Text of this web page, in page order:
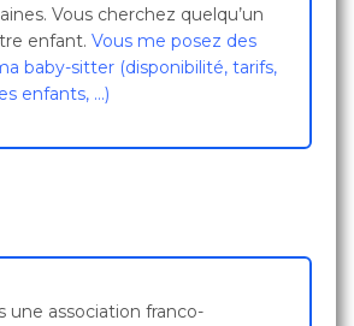
Vous cherchez quelqu’un
enfant. Vous me posez des
baby-sitter (disponibilité, tarifs,
enfants, …)
une association franco-